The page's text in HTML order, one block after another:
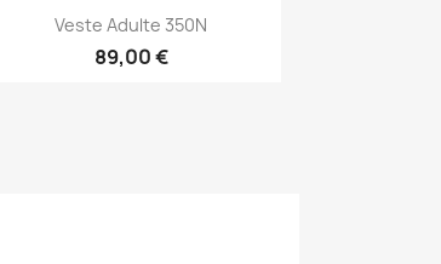
Aperçu rapide
Veste Adulte 350N
89,00 €